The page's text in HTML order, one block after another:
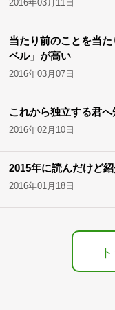
2016年03月11日
当たり前のことを当
ベル」が高い
2016年03月07日
これから独立する君
2016年02月10日
2015年に読んだけど
2016年01月18日